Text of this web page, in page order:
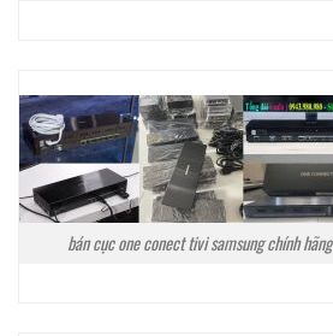
bán cục one conect tivi samsung chính hãng